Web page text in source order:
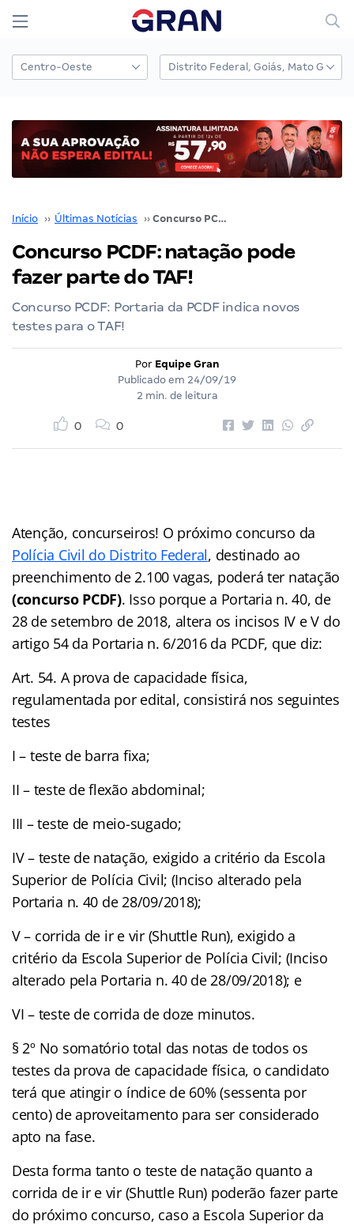
Início ›› Últimas Notícias ›› Concurso PCDF: natação pode fazer parte do TAF!
Concurso PCDF: natação pode
fazer parte do TAF!
Concurso PCDF: Portaria da PCDF indica novos
testes para o TAF!
Por Equipe Gran
Publicado em 24/09/19
2 min. de leitura
0 0
Atenção, concurseiros! O próximo concurso da
Polícia Civil do Distrito Federal, destinado ao
preenchimento de 2.100 vagas, poderá ter natação
(concurso PCDF). Isso porque a Portaria n. 40, de
28 de setembro de 2018, altera os incisos IV e V do
artigo 54 da Portaria n. 6/2016 da PCDF, que diz:
Art. 54. A prova de capacidade física,
regulamentada por edital, consistirá nos seguintes
testes
I – teste de barra fixa;
II – teste de flexão abdominal;
III – teste de meio-sugado;
IV – teste de natação, exigido a critério da Escola
Superior de Polícia Civil; (Inciso alterado pela
Portaria n. 40 de 28/09/2018);
V – corrida de ir e vir (Shuttle Run), exigido a
critério da Escola Superior de Polícia Civil; (Inciso
alterado pela Portaria n. 40 de 28/09/2018); e
VI – teste de corrida de doze minutos.
§ 2º No somatório total das notas de todos os
testes da prova de capacidade física, o candidato
terá que atingir o índice de 60% (sessenta por
cento) de aproveitamento para ser considerado
apto na fase.
Desta forma tanto o teste de natação quanto a
corrida de ir e vir (Shuttle Run) poderão fazer parte
do próximo concurso, caso a Escola Superior da